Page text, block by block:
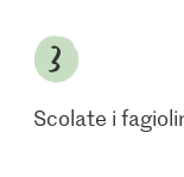
Scolate i